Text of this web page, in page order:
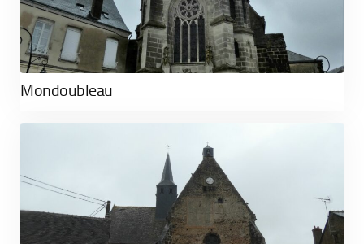
Mondoubleau